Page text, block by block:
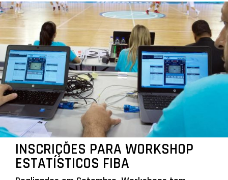
INSCRIÇÕES PARA WORKSHOP
ESTATÍSTICOS FIBA